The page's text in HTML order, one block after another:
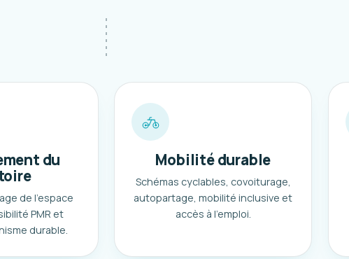
du
de l'espace
PMR et
durable.
Mobilité durable
Schémas cyclables, covoiturage,
autopartage, mobilité inclusive et
accès à l'emploi.